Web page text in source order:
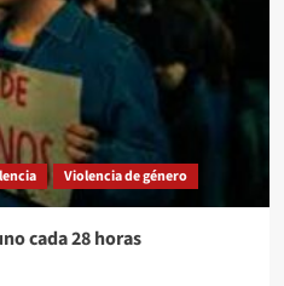
Violencia de género
cada 28 horas